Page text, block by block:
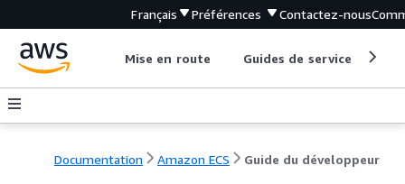
Français Préférences Contactez-nous
Mise en route Guides de service
Documentation Amazon ECS Guide du développeur